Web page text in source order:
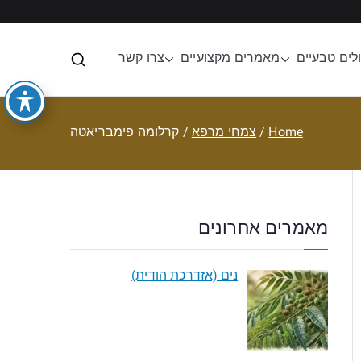
טבעיים מאמרים מקצועיים צרו קשר
Home צמחי מרפא קרלומה פימבריאטה
מאמרים אחרונים
נים (אזדרכת הודית)